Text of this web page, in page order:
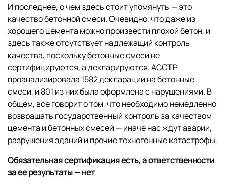
И последнее, о чем здесь стоит упомянуть — это
качество бетонной смеси. Очевидно, что даже из
хорошего цемента можно произвести плохой бетон, и
здесь также отсутствует надлежащий контроль
качества, поскольку бетонные смеси не
сертифицируются, а декларируются. АССТР
проанализировала 1582 декларации на бетонные
смеси, и 801 из них была оформлена с нарушениями. В
общем, все говорит о том, что необходимо немедленно
возвращать государственный контроль за качеством
цемента и бетонных смесей — иначе нас ждут аварии,
разрушения зданий и прочие техногенные катастрофы.
Обязательная сертификация есть, а ответственности
за ее результаты — нет